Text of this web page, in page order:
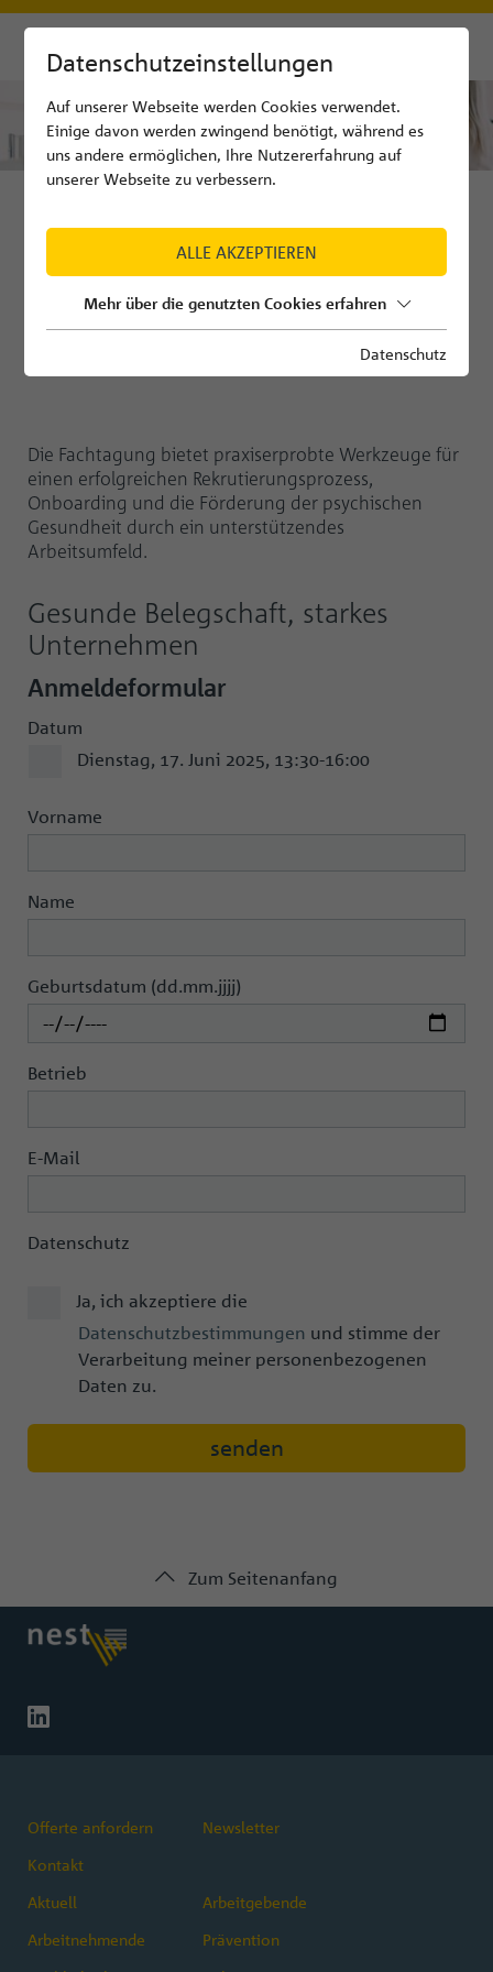
Die Fachtagung bietet praxiserprobte Werkzeuge für
einen erfolgreichen Rekrutierungsprozess,
Onboarding und die Förderung der psychischen
Gesundheit durch ein unterstützendes
Arbeitsumfeld.
Gesunde Belegschaft, starkes
Unternehmen
Anmeldeformular
Datum
Dienstag, 17. Juni 2025, 13:30-16:00
Vorname
Name
Geburtsdatum (dd.mm.jjjj)
Betrieb
E-Mail
Datenschutz
Ja, ich akzeptiere die
Datenschutzbestimmungen und stimme der
Verarbeitung meiner personenbezogenen
Daten zu.
Zum Seitenanfang
Offerte anfordern
Newsletter
Kontakt
Aktuell
Arbeitgebende
Arbeitnehmende
Prävention
Datenschutzeinstellungen
Auf unserer Webseite werden Cookies verwendet.
Einige davon werden zwingend benötigt, während es
uns andere ermöglichen, Ihre Nutzererfahrung auf
unserer Webseite zu verbessern.
ALLE AKZEPTIEREN
Mehr über die genutzten Cookies erfahren
Datenschutz